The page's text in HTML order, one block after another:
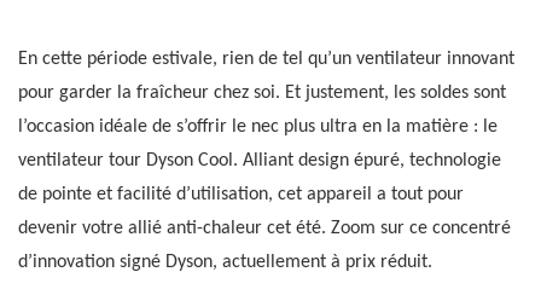
En cette période estivale, rien de tel qu’un ventilateur innovant
pour garder la fraîcheur chez soi. Et justement, les soldes sont
l’occasion idéale de s’offrir le nec plus ultra en la matière : le
ventilateur tour Dyson Cool. Alliant design épuré, technologie
de pointe et facilité d’utilisation, cet appareil a tout pour
devenir votre allié anti-chaleur cet été. Zoom sur ce concentré
d’innovation signé Dyson, actuellement à prix réduit.